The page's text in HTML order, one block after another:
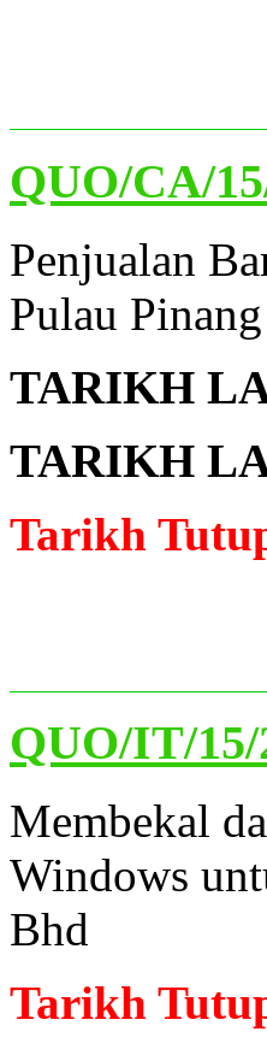
QUO/CA/
Penjualan
Pulau
TARIKH
TARIKH
Tarikh
QUO/IT/15/
Membekal
Windows
Bhd
Tarikh